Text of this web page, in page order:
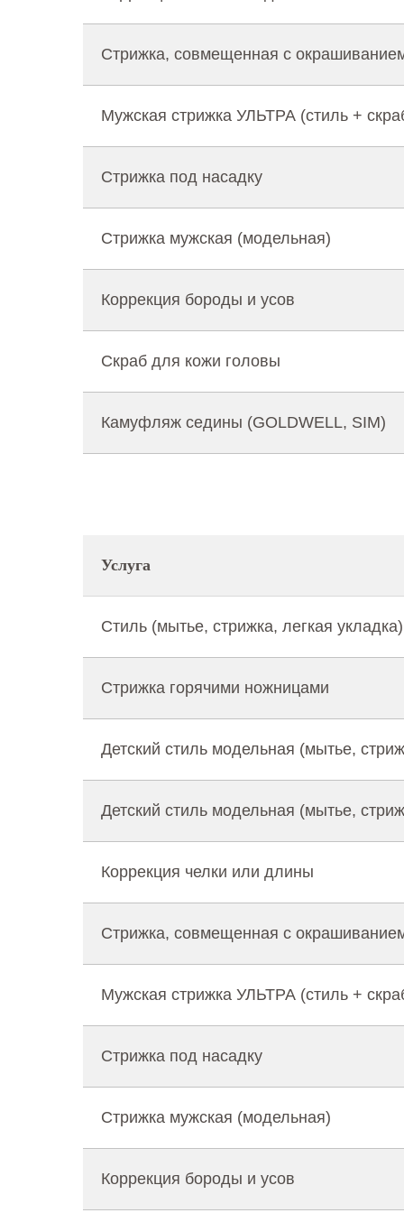
Стрижка, совмещенная с
Мужская стрижка УЛЬТРА (стиль +
Стрижка под насадку
Стрижка мужская (модельная)
Коррекция бороды и усов
Скраб для кожи головы
Камуфляж седины (GOLDWELL, SIM)
Услуга
Стиль (мытье, стрижка, легкая укладка)
Стрижка горячими ножницами
Детский стиль модельная (мытье,
Детский стиль модельная (мытье,
Коррекция челки или длины
Стрижка, совмещенная с
Мужская стрижка УЛЬТРА (стиль +
Стрижка под насадку
Стрижка мужская (модельная)
Коррекция бороды и усов